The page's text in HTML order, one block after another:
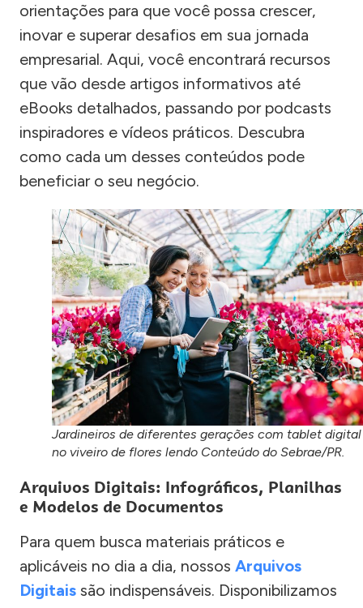
orientações para que você possa crescer,
inovar e superar desafios em sua jornada
empresarial. Aqui, você encontrará recursos
que vão desde artigos informativos até
eBooks detalhados, passando por podcasts
inspiradores e vídeos práticos. Descubra
como cada um desses conteúdos pode
beneficiar o seu negócio.
Jardineiros de diferentes gerações com tablet digital
no viveiro de flores lendo Conteúdo do Sebrae/PR.
Arquivos Digitais: Infográficos, Planilhas
e Modelos de Documentos
Para quem busca materiais práticos e
aplicáveis no dia a dia, nossos Arquivos
Digitais são indispensáveis. Disponibilizamos